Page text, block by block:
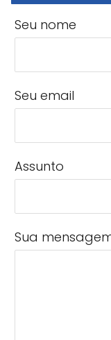
Seu nome
Seu email
Assunto
Sua